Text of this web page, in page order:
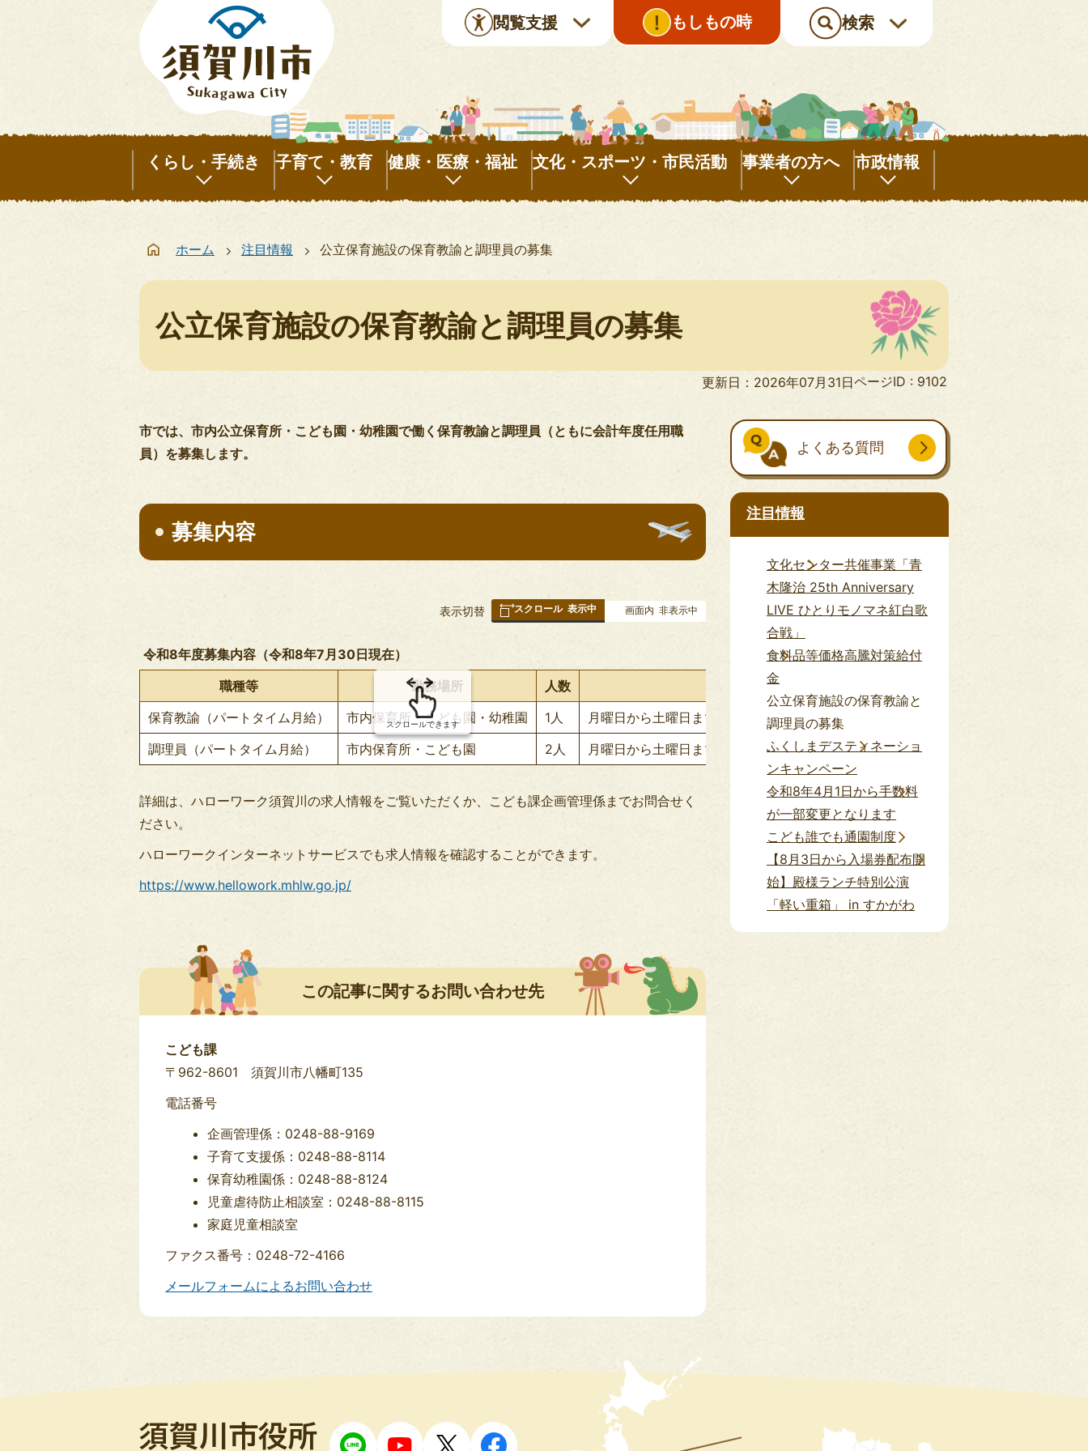
閲覧支援 もしもの時 検索
くらし・手続き
く
し・
続
子育て・教育
子
て・
健康・医療・福祉
健
医
祉
文化・スポーツ・市民活動
文
ス
ツ・
市
事業者の方へ
事
市政情報
市
ホーム 注目情報 公立保育施設の保育教諭と調理員の募集
公立保育施設の保育教諭と調理員の募集
更新日：2026年07月31日ページID : 9102
市では、市内公立保育所・こども園・幼稚園で働く保育教諭と調理員（ともに会計年度任用職
員）を募集します。
募集内容
表
の
表示切替 スクロール 表示中 画面内 非表示中
令和8年度募集内容（令和8年7月30日現在）
職種等
勤務場所 人数
勤務日
保育教諭（パートタイム月給）
市内保育所・こども園・幼稚園 1人 月曜日から土曜日まで（祝日除く）のうち5日間のローテーション勤務
調理員（パートタイム月給）
市内保育所・こども園 2人 月曜日から土曜日まで（祝日除く）のうち5日間のローテーション勤務
スクロールできます
詳細は、ハローワーク須賀川の求人情報をご覧いただくか、こども課企画管理係までお問合せく
ださい。
ハローワークインターネットサービスでも求人情報を確認することができます。
https://www.hellowork.mhlw.go.jp/
この記事に関するお問い合わせ先
こども課
〒962-8601 須賀川市八幡町135
電話番号
企画管理係：0248-88-9169
子育て支援係：0248-88-8114
保育幼稚園係：0248-88-8124
児童虐待防止相談室：0248-88-8115
家庭児童相談室
ファクス番号：0248-72-4166
メールフォームによるお問い合わせ
よくある質問
注目情報
文化センター共催事業「青
木隆治 25th Anniversary
LIVE ひとりモノマネ紅白歌
合戦」
食料品等価格高騰対策給付
金
公立保育施設の保育教諭と
調理員の募集
ふくしまデスティネーショ
ンキャンペーン
令和8年4月1日から手数料
が一部変更となります
こども誰でも通園制度
【8月3日から入場券配布開
始】殿様ランチ特別公演
「軽い重箱」 in すかがわ